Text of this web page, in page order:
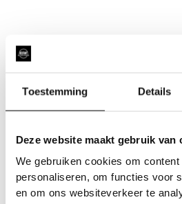
Toestemming Details
Deze website maakt gebruik van
We gebruiken cookies om
personaliseren, om functies voor
en om ons websiteverkeer te